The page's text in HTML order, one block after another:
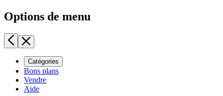
Options de menu
Catégories
Bons plans
Vendre
Aide